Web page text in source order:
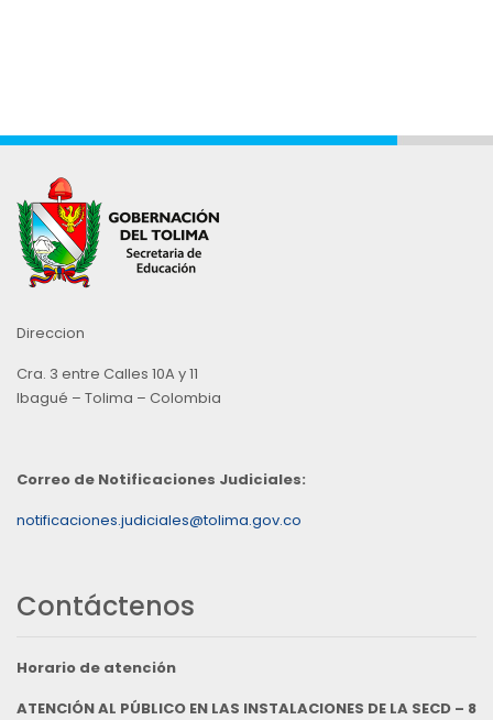
Direccion
Cra. 3 entre Calles 10A y 11
Ibagué – Tolima – Colombia
Correo de Notificaciones Judiciales:
notificaciones.judiciales@tolima.gov.co
Contáctenos
Horario de atención
ATENCIÓN AL PÚBLICO EN LAS INSTALACIONES DE LA SECD – 8